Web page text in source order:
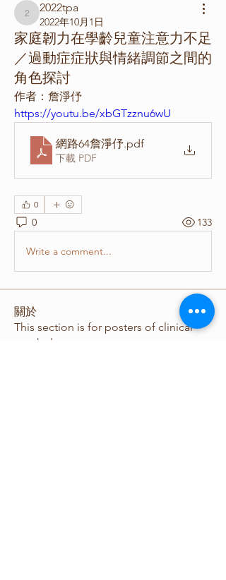
2022tpa
2022tpa
2022年10月1日
家庭韌力在學齡兒童注意力不足
／過動症症狀與情緒調節之間的
角色探討
作者：詹淨伃
https://youtu.be/xbGTzznu6wU
網路64詹淨伃.pdf
下載 PDF
0
0 133
Write a comment...
關於
This section is for posters of clinical
psychology